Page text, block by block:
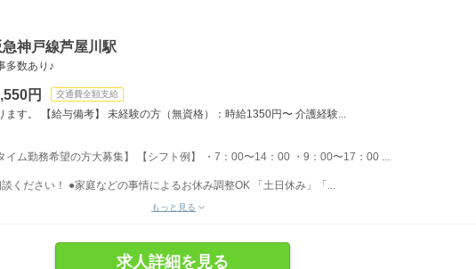
神戸線芦屋川駅
多数あり♪
円 交通費全額支給
す。 【給与備考】 未経験の方（無資格）：時給1350円〜 介護経験...
イム勤務希望の方大募集】 【シフト例】 ・7：00〜14：00 ・9：00〜17：00 ...
ください！ ●家庭などの事情によるお休み調整OK 「土日休み」「...
もっと見る
求人詳細を見る